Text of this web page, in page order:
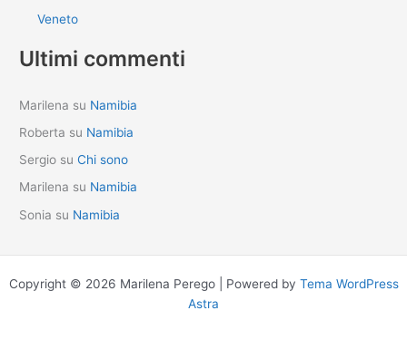
Veneto
Ultimi commenti
Marilena su Namibia
Roberta su Namibia
Sergio suChi sono
Marilena su Namibia
Sonia su Namibia
Copyright © 2026 Marilena Perego | Powered by Tema WordPress
Astra